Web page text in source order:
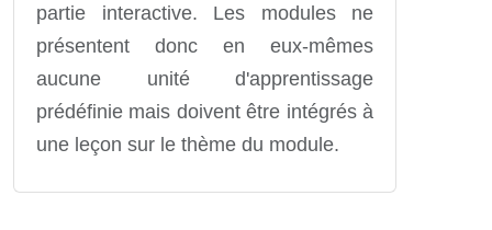
partie interactive. Les modules ne
présentent donc en eux-mêmes
aucune unité d'apprentissage
prédéfinie mais doivent être intégrés à
une leçon sur le thème du module.